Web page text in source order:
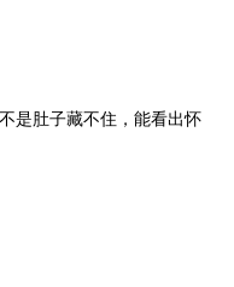
是肚子藏不住，能看出怀